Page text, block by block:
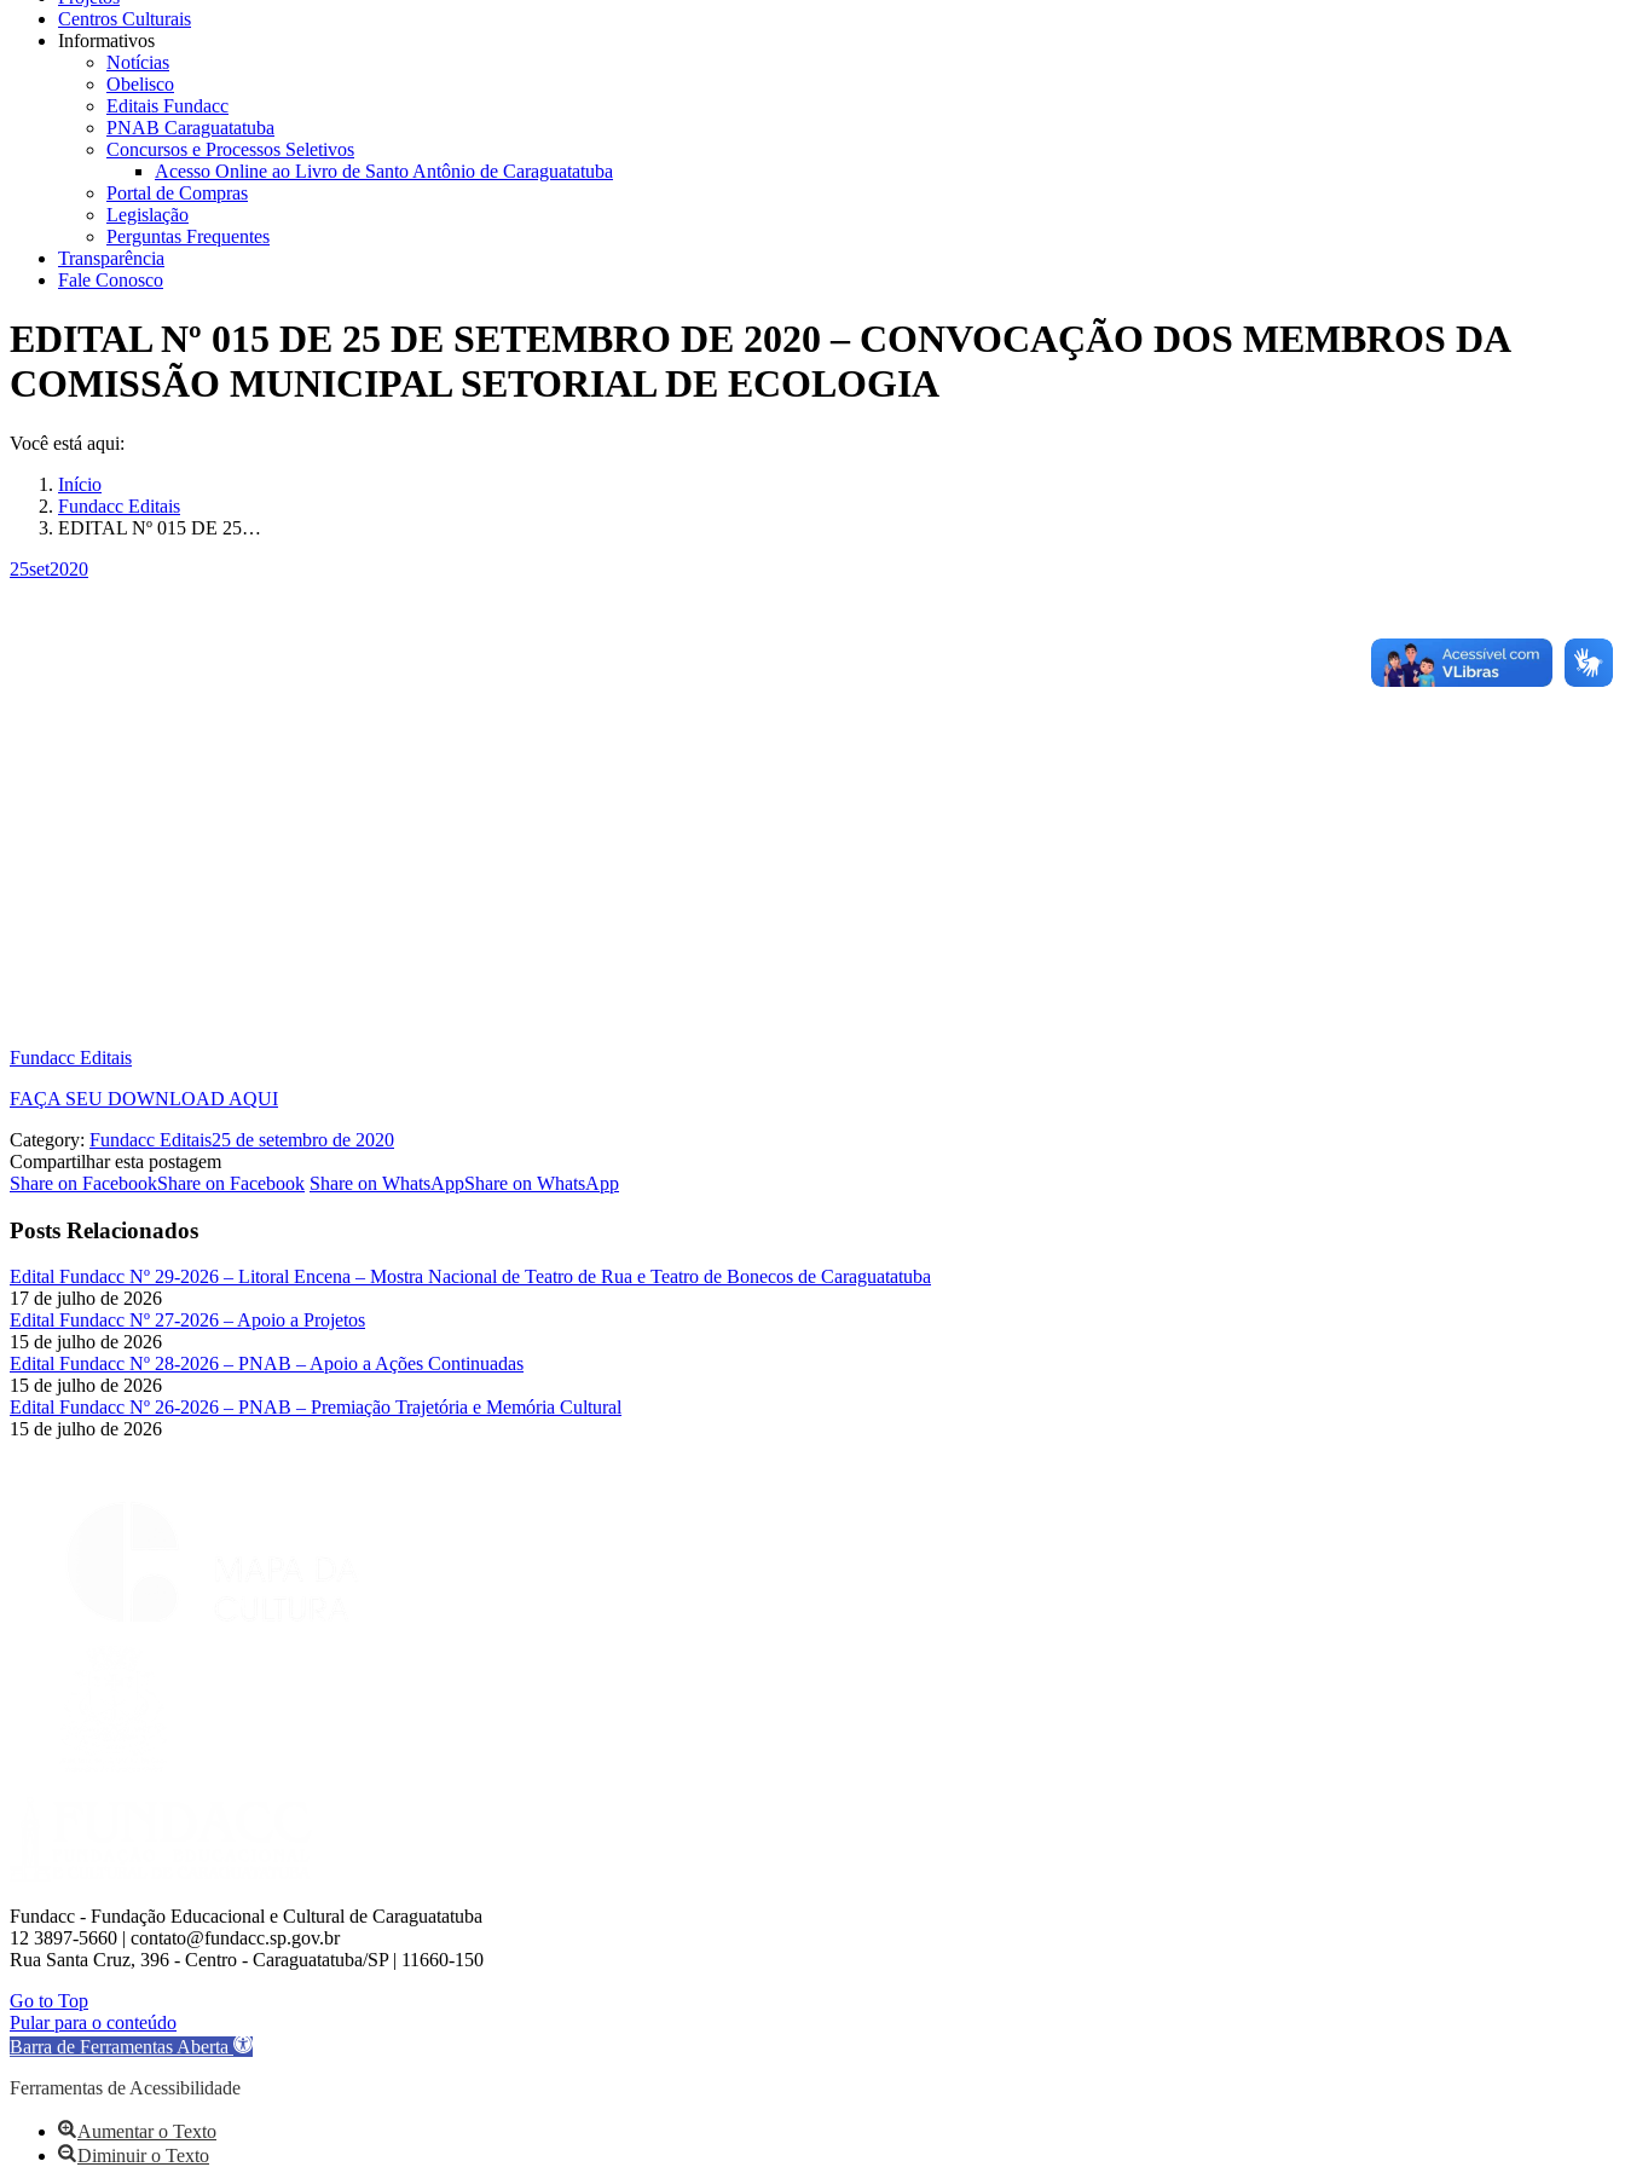
Centros Culturais
Informativos
Notícias
Obelisco
Editais Fundacc
PNAB Caraguatatuba
Concursos e Processos Seletivos
Acesso Online ao Livro de Santo Antônio de Caraguatatuba
Portal de Compras
Legislação
Perguntas Frequentes
Transparência
Fale Conosco
EDITAL Nº 015 DE 25 DE SETEMBRO DE 2020 – CONVOCAÇÃO DOS MEMBROS DA
COMISSÃO MUNICIPAL SETORIAL DE ECOLOGIA
Você está aqui:
Início
Fundacc Editais
EDITAL Nº 015 DE 25…
25set2020
Fundacc Editais
FAÇA SEU DOWNLOAD AQUI
Category: Fundacc Editais25 de setembro de 2020
Compartilhar esta postagem
Share on FacebookShare on Facebook Share on WhatsAppShare on WhatsApp
Posts Relacionados
Edital Fundacc Nº 29-2026 – Litoral Encena – Mostra Nacional de Teatro de Rua e Teatro de Bonecos de Caraguatatuba
17 de julho de 2026
Edital Fundacc Nº 27-2026 – Apoio a Projetos
15 de julho de 2026
Edital Fundacc Nº 28-2026 – PNAB – Apoio a Ações Continuadas
15 de julho de 2026
Edital Fundacc Nº 26-2026 – PNAB – Premiação Trajetória e Memória Cultural
15 de julho de 2026
Fundacc - Fundação Educacional e Cultural de Caraguatatuba
12 3897-5660 | contato@fundacc.sp.gov.br
Rua Santa Cruz, 396 - Centro - Caraguatatuba/SP | 11660-150
Go to Top
Pular para o conteúdo
Barra de Ferramentas Aberta
Ferramentas de Acessibilidade
Aumentar o Texto
Diminuir o Texto